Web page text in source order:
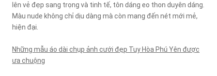
lên vẻ đẹp sang trọng và tinh tế, tôn dáng eo thon duyên dáng.
Màu nude không chỉ dịu dàng mà còn mang đến nét mới mẻ,
hiện đại.
Những mẫu áo dài chụp ảnh cưới đẹp Tuy Hòa Phú Yên được
ưa chuộng